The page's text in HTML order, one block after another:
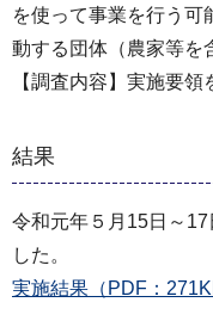
を使って事業を行う可
動する団体（農家等を
【調査内容】実施要領
結果
令和元年５月15日～
した。
実施結果（PDF：